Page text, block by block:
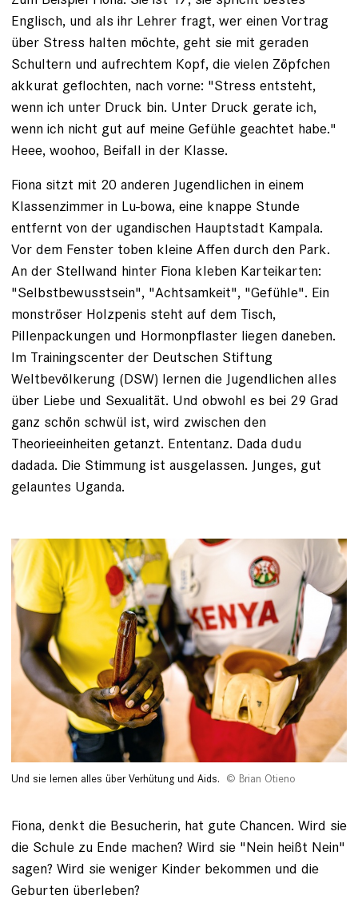
Englisch, und als ihr Lehrer fragt, wer einen Vortrag
über Stress halten möchte, geht sie mit ­geraden
Schultern und aufrechtem Kopf, die vielen Zöpfchen
akkurat geflochten, nach vorne: "Stress entsteht,
wenn ich unter Druck bin. Unter Druck gerate ich,
wenn ich nicht gut auf meine Gefühle geachtet habe."
Heee, woohoo, Beifall in der Klasse.
Fiona sitzt mit 20 anderen Jugendlichen in einem
Klassenzimmer in Lu­-bowa, eine knappe Stunde
entfernt von der ugandischen Hauptstadt Kampala.
Vor dem Fenster toben kleine Affen durch den Park.
An der Stellwand hinter Fiona kleben Karteikarten:
"Selbstbewusstsein", "Achtsamkeit", "Gefühle". Ein
monströser Holzpenis steht auf dem Tisch,
Pillenpackungen und Hormonpflaster liegen daneben.
Im Trainingscenter der Deutschen Stiftung
Weltbevölkerung (DSW) ­lernen die Jugendlichen alles
über Liebe und Sexualität. Und obwohl es bei 29 Grad
ganz schön schwül ist, wird zwischen den
Theorieeinheiten getanzt. Ententanz. Dada dudu
dadada. Die Stimmung ist ausgelassen. Junges, gut
gelauntes Uganda.
Und sie lernen alles über Verhütung und Aids. Brian Otieno
Fiona, denkt die Besucherin, hat gute Chancen. Wird sie
die Schule zu Ende machen? Wird sie "Nein heißt Nein"
sagen? Wird sie weniger Kinder bekommen und die
Geburten über­leben?